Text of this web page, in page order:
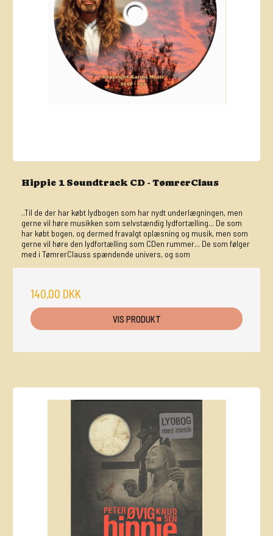
Hippie 1 Soundtrack CD - TømrerClaus
..Til de der har købt lydbogen som har nydt underlægningen, men
gerne vil høre musikken som selvstændig lydfortælling... De som
har købt bogen, og dermed fravalgt oplæsning og musik, men som
gerne vil høre den lydfortælling som CDen rummer... De som følger
med i TømrerClauss spændende univers, og som
140,00 DKK
VIS PRODUKT